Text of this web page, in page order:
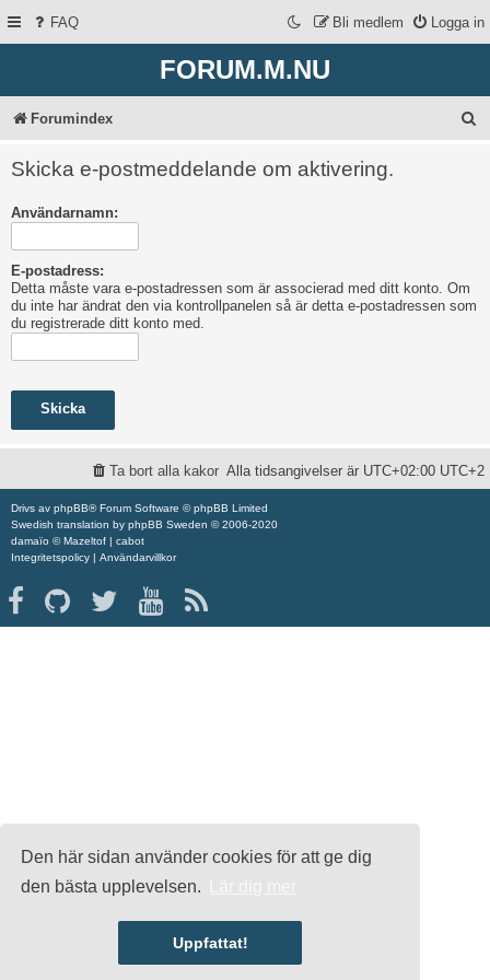
Den här sidan använder cookies för att ge dig
den bästa upplevelsen.
Uppfattat!
FAQ Logga in
Bli medlem
FORUM.M.NU
Forumindex
Skicka e-postmeddelande om aktivering.
Användarnamn:
E-postadress:
Detta måste vara e-postadressen som är associerad med ditt konto. Om
du inte har ändrat den via kontrollpanelen så är detta e-postadressen som
du registrerade ditt konto med.
Alla tidsangivelser är UTC+02:00 UTC+2
Ta bort alla kakor
Drivs av phpBB® Forum Software © phpBB Limited
Swedish translation by phpBB Sweden © 2006-2020
damaïo © Mazeltof
cabot
Integritetspolicy
Användarvillkor